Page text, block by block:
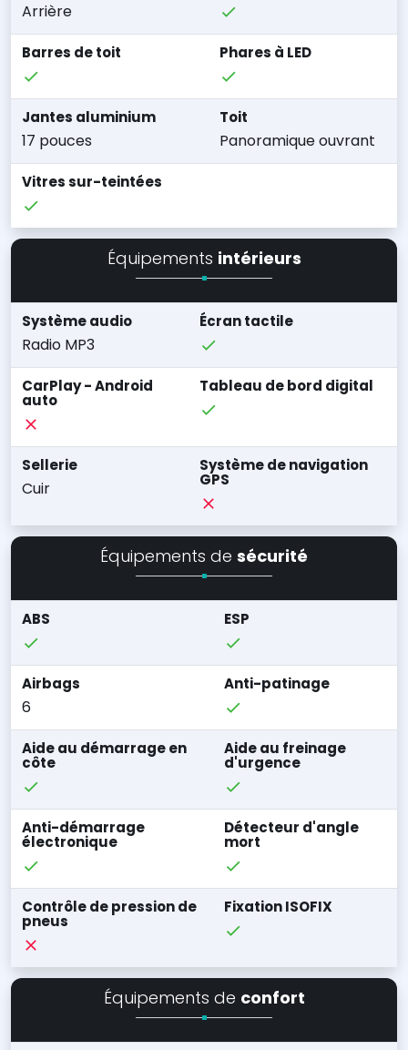
Arrière
Barres de toit Phares à LED
Jantes aluminium
17 pouces
Toit
Panoramique ouvrant
Vitres sur-teintées
Équipements intérieurs
Système audio
Radio MP3
Écran tactile
CarPlay - Android
auto
Tableau de bord digital
Sellerie
Cuir
Système de navigation
GPS
Équipements de sécurité
ABS ESP
Airbags
6
Anti-patinage
Aide au démarrage en
côte
Aide au freinage
d'urgence
Anti-démarrage
électronique
Détecteur d'angle
mort
Contrôle de pression de
pneus
Fixation ISOFIX
Équipements de confort